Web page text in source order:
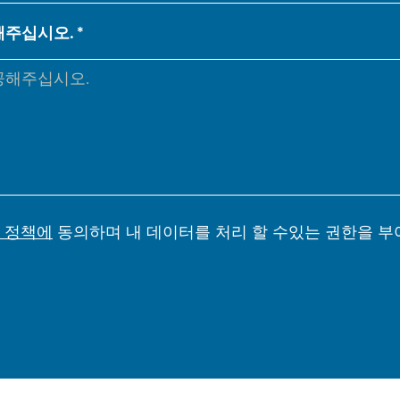
주십시오.
책에 동의하며 내 데이터를 처리 할 수있는 권한을 부
IT ES